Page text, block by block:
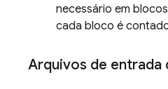
necessário em
cada bloco é
Arquivos de entrada